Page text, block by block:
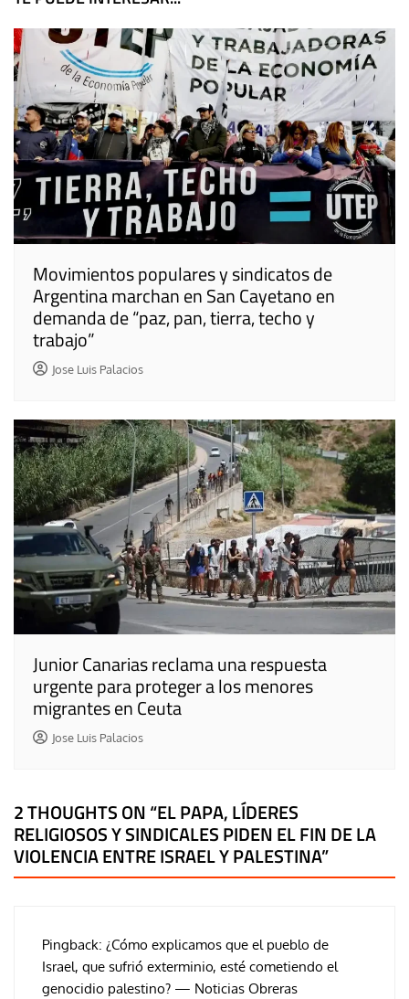
Movimientos populares y sindicatos de
Argentina marchan en San Cayetano en
demanda de “paz, pan, tierra, techo y
trabajo”
Jose Luis Palacios
Junior Canarias reclama una respuesta
urgente para proteger a los menores
migrantes en Ceuta
Jose Luis Palacios
2 THOUGHTS ON “EL PAPA, LÍDERES
RELIGIOSOS Y SINDICALES PIDEN EL FIN DE LA
VIOLENCIA ENTRE ISRAEL Y PALESTINA”
Pingback: ¿Cómo explicamos que el pueblo de
Israel, que sufrió exterminio, esté cometiendo el
genocidio palestino? — Noticias Obreras